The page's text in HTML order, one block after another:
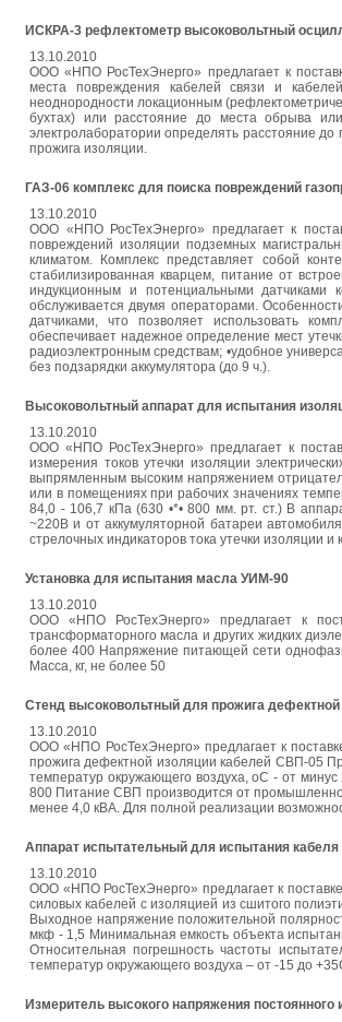
ИСКРА-3 рефлектометр высоковольтный
13.10.2010
ООО «НПО РосТехЭнерго» предлагает к
места повреждения кабелей связи и
неоднородности локационным
бухтах) или расстояние до места обрыва
электролаборатории определять расстояние
прожига изоляции.
ГАЗ-06 комплекс для поиска повреждений
13.10.2010
ООО «НПО РосТехЭнерго» предлагает к
повреждений изоляции подземных
климатом. Комплекс представляет собой
стабилизированная кварцем, питание от
индукционным и потенциальными датчиками
обслуживается двумя операторами.
датчиками, что позволяет использовать
обеспечивает надежное определение мест
радиоэлектронным средствам; •удобное
без подзарядки аккумулятора (до 9 ч.).
Высоковольтный аппарат для испытания
13.10.2010
ООО «НПО РосТехЭнерго» предлагает к
измерения токов утечки изоляции
выпрямленным высоким напряжением
или в помещениях при рабочих значениях
84,0 - 106,7 кПа (630 •*• 800 мм. рт. ст.) В
~220В и от аккумуляторной батареи
стрелочных индикаторов тока утечки изоляции
Установка для испытания масла УИМ-90
13.10.2010
ООО «НПО РосТехЭнерго» предлагает к
трансформаторного масла и других жидких
более 400 Напряжение питающей сети
Масса, кг, не более 50
Стенд высоковольтный для прожига
13.10.2010
ООО «НПО РосТехЭнерго» предлагает к
прожига дефектной изоляции кабелей СВП-05
температур окружающего воздуха, оС - от
800 Питание СВП производится от
менее 4,0 кВА. Для полной реализации
Аппарат испытательный для испытания
13.10.2010
ООО «НПО РосТехЭнерго» предлагает к
силовых кабелей с изоляцией из сшитого
Выходное напряжение положительной
мкф - 1,5 Минимальная емкость объекта
Относительная погрешность частоты
температур окружающего воздуха – от -15 до
Измеритель высокого напряжения постоянного